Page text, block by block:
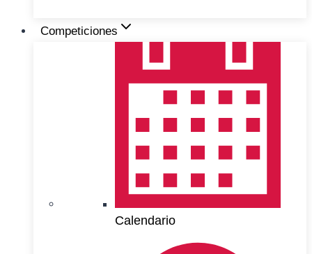
Competiciones
Calendario